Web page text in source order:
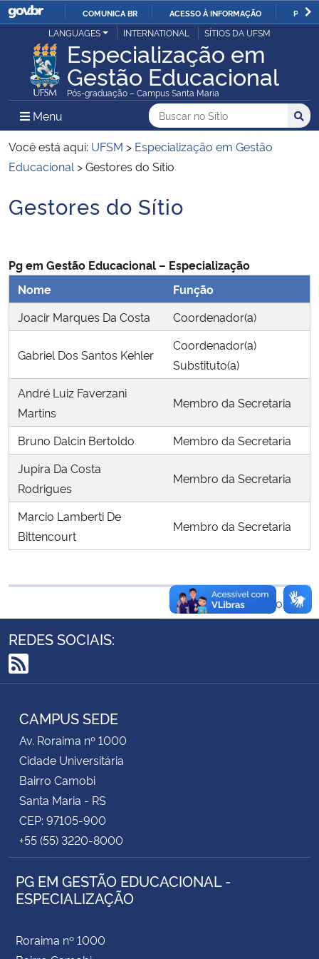
IR
PARA
O
CONTEÚDO
COMUNICA BR ACESSO À INFORMAÇÃO
Ministério da Justiça e Segurança Pública
Ministério da Defesa
Ministério das Relações Exteriores
Ministério da Infraestrutura
Ministério da Educação
Ministério da Cidadania
Ministério de Minas e Energia
Ministério da Ciência, Tecnologia, Inovações e Comunicações
Ministério do Meio Ambiente
Ministério do Turismo
Ministério da Mulher, da Família e dos Direitos Humanos
Secretaria-Geral
Gabinete de Segurança Institucional
Advocacia-Geral da União
Banco Central do Brasil
Planalto
LANGUAGES INTERNATIONAL SÍTIOS DA UFSM
Especialização em
Gestão Educacional
Pós-graduação – Campus Santa Maria
Menu Menu Principal do Sítio
Busca
Buscar no no Sítio
Busca:
Você está aqui: UFSM > Especialização em Gestão
Educacional >Gestores do Sítio
Início do conteúdo
Gestores do Sítio
Pg em Gestão Educacional – Especialização
Nome
Função
Joacir Marques Da Costa
Coordenador(a)
Gabriel Dos Santos Kehler
Coordenador(a)
Substituto(a)
André Luiz Faverzani
Martins
Membro da Secretaria
Bruno Dalcin Bertoldo
Membro da Secretaria
Jupira Da Costa
Rodrigues
Membro da Secretaria
Marcio Lamberti De
Bittencourt
Membro da Secretaria
Voltar ao topo
REDES SOCIAIS:
RSS
CAMPUS SEDE
Av. Roraima nº 1000
Cidade Universitária
Bairro Camobi
Santa Maria - RS
CEP: 97105-900
+55 (55) 3220-8000
PG EM GESTÃO EDUCACIONAL -
ESPECIALIZAÇÃO
Roraima nº 1000